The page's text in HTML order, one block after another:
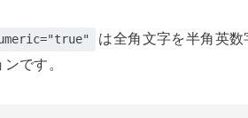
は全角文字を半角英数
です。